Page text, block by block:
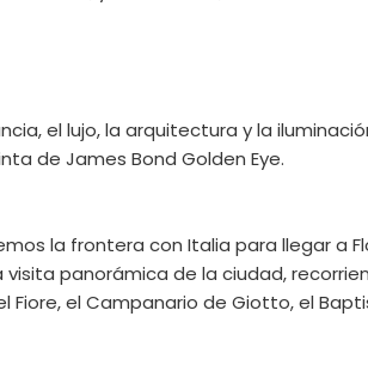
el lujo, la arquitectura y la
de James Bond Golden Eye.
la frontera con Italia para llegar a
panorámica de la ciudad,
el Campanario de Giotto, el